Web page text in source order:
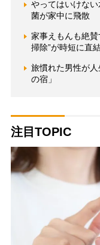
やってはいけな
菌が家中に飛散
家事えもんも絶
掃除”が時短に直
旅慣れた男性が
の宿」
注目TOPIC